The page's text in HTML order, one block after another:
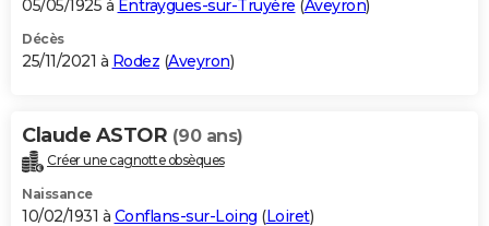
05/05/1925 à Entraygues-sur-Truyère (Aveyron)
Décès
25/11/2021 à Rodez (Aveyron)
Claude ASTOR (90 ans)
Créer une cagnotte obsèques
Naissance
10/02/1931 à Conflans-sur-Loing (Loiret)